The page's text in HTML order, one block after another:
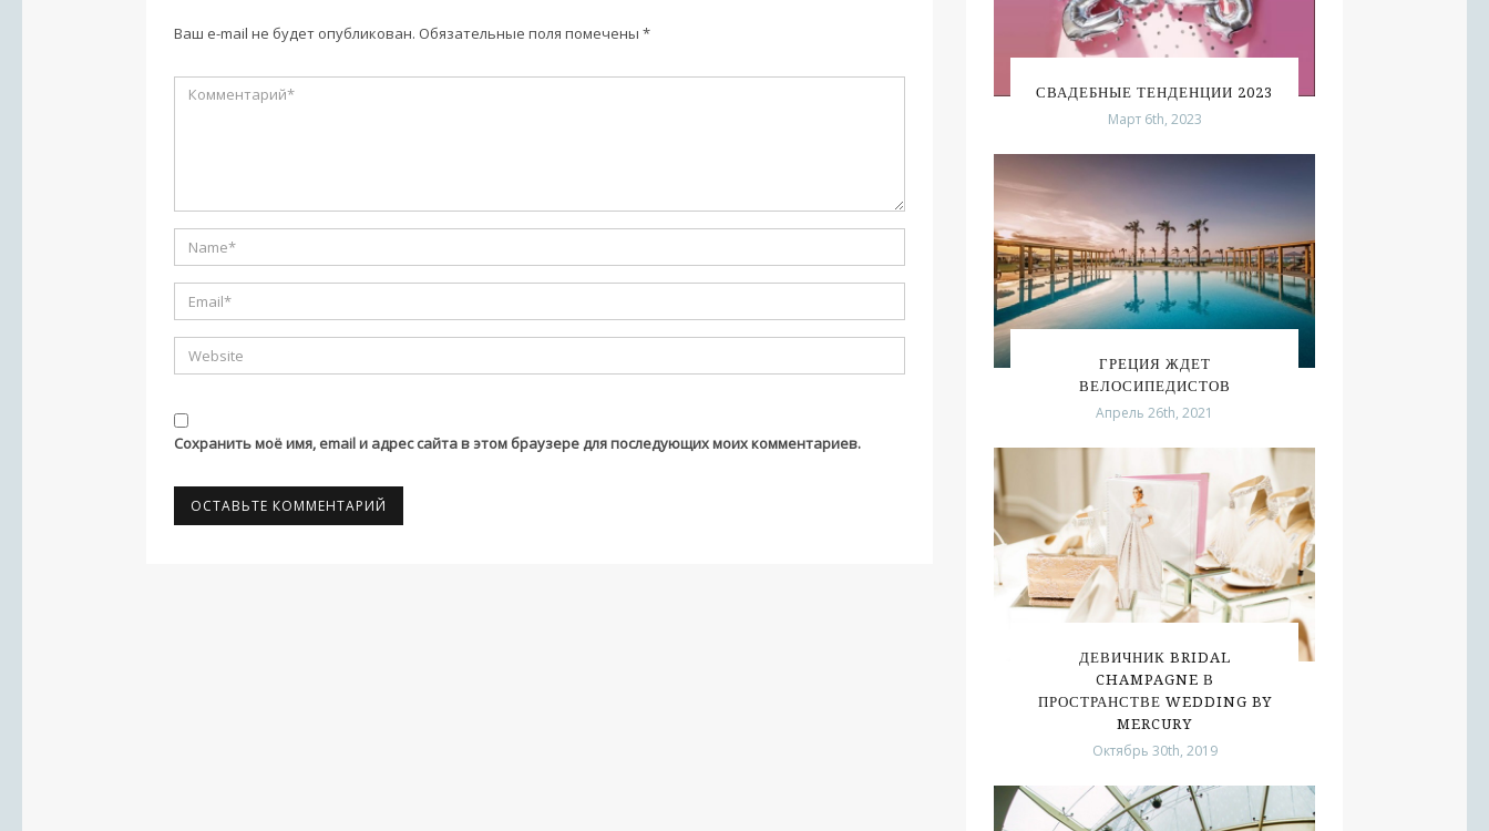
Ваш e-mail не будет опубликован. Обязательные поля помечены *
Сохранить моё имя, email и адрес сайта в этом браузере для последующих моих комментариев.
СВАДЕБНЫЕ ТЕНДЕНЦИИ 2023
Март 6th, 2023
ГРЕЦИЯ ЖДЕТ
ВЕЛОСИПЕДИСТОВ
Апрель 26th, 2021
ДЕВИЧНИК BRIDAL
CHAMPAGNE В
ПРОСТРАНСТВЕ WEDDING BY
MERCURY
Октябрь 30th, 2019